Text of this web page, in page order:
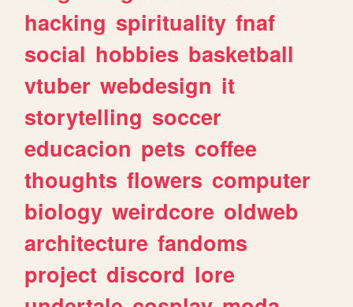
hacking spirituality fnaf
social hobbies basketball
vtuber webdesign it
storytelling soccer
educacion pets coffee
thoughts flowers computer
biology weirdcore oldweb
architecture fandoms
project discord lore